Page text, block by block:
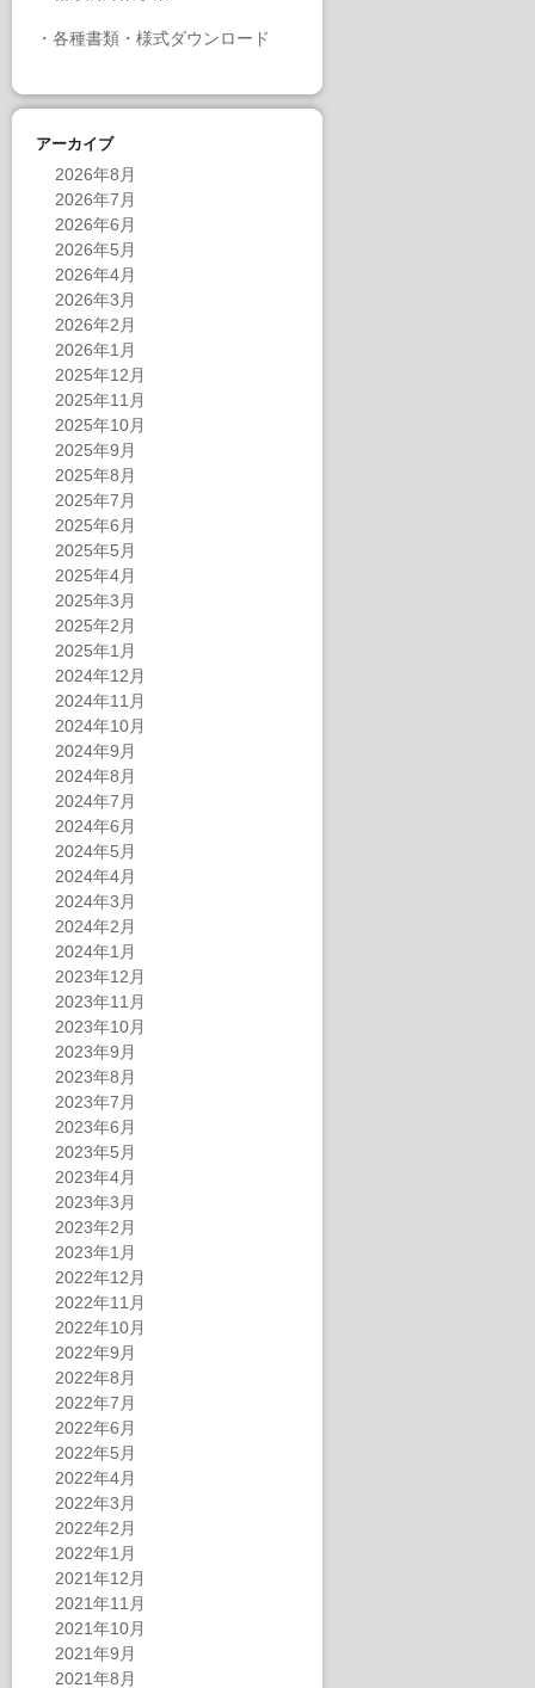
・ 各種書類・様式ダウンロード
アーカイブ
2026年8月
2026年7月
2026年6月
2026年5月
2026年4月
2026年3月
2026年2月
2026年1月
2025年12月
2025年11月
2025年10月
2025年9月
2025年8月
2025年7月
2025年6月
2025年5月
2025年4月
2025年3月
2025年2月
2025年1月
2024年12月
2024年11月
2024年10月
2024年9月
2024年8月
2024年7月
2024年6月
2024年5月
2024年4月
2024年3月
2024年2月
2024年1月
2023年12月
2023年11月
2023年10月
2023年9月
2023年8月
2023年7月
2023年6月
2023年5月
2023年4月
2023年3月
2023年2月
2023年1月
2022年12月
2022年11月
2022年10月
2022年9月
2022年8月
2022年7月
2022年6月
2022年5月
2022年4月
2022年3月
2022年2月
2022年1月
2021年12月
2021年11月
2021年10月
2021年9月
2021年8月